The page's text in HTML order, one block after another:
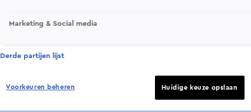
Marketing & Social media
Derde partijen lijst
Voorkeuren beheren Huidige keuze opslaan